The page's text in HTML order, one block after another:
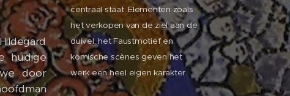
door
centraal staat. Elementen zoals
het verkopen van de ziel aan de
duivel, het Faustmotief en
komische scènes geven het
werk een heel eigen karakter.